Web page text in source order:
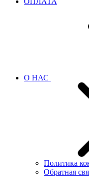
О НАС
Политика
Обратная